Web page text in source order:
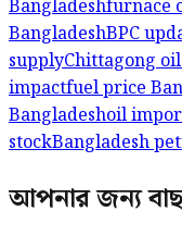
Bangladeshfurnace
BangladeshBPC
supplyChittagong
impactfuel price
Bangladeshoil
stockBangladesh
আপনার জন্য